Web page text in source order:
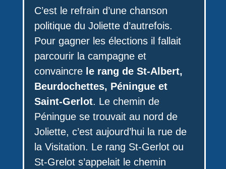
C’est le refrain d’une chanson
politique du Joliette d’autrefois.
Pour gagner les élections il fallait
parcourir la campagne et
convaincre le rang de St-Albert,
Beurdochettes, Péningue et
Saint-Gerlot. Le chemin de
Péningue se trouvait au nord de
Joliette, c’est aujourd’hui la rue de
la Visitation. Le rang St-Gerlot ou
St-Grelot s’appelait le chemin